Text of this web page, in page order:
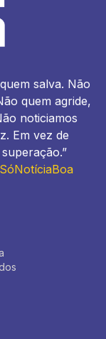
salva. Não
quem agride,
noticiamos
Em vez de